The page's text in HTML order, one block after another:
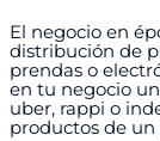
El negocio en
distribución de
prendas o
en tu negocio
uber, rappi o
productos de